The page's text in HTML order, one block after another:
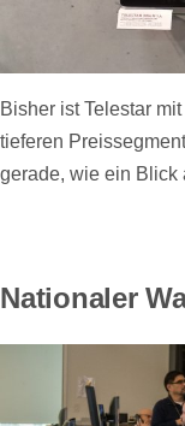
Bisher ist Telestar
tieferen
gerade, wie ein Blick
Nationaler